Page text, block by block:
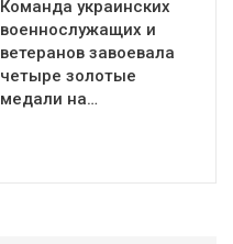
Команда украинских
военнослужащих и
ветеранов завоевала
четыре золотые
медали на…